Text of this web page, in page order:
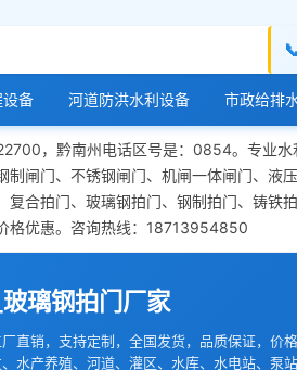
备 河道防洪水利设备 市政给排
，黔南州电话区号是：0854。专业水
闸门、不锈钢闸门、机闸一体闸门、液压
合拍门、玻璃钢拍门、钢制拍门、铸铁拍
格优惠。咨询热线：18713954850
璃钢拍门厂家
直销，支持定制，全国发货，品质保证，价
水产养殖、河道、灌区、水库、水电站、泵